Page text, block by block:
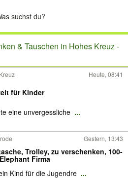
& Tauschen in Hohes Kreuz -
Heute, 08:41
für Kinder
eine unvergessliche ...
Gestern, 13:43
zu verschenken, 100-
Firma
Kind für die Jugendre ...